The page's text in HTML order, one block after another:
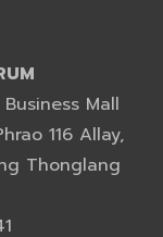
Mall
116 Allay,
Thonglang